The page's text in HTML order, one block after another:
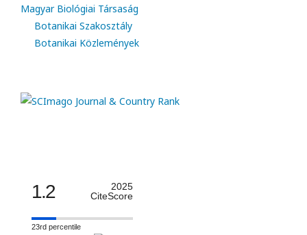
Magyar Biológiai Társaság
Botanikai Szakosztály
Botanikai Közlemények
1.2
2025
CiteScore
23rd percentile